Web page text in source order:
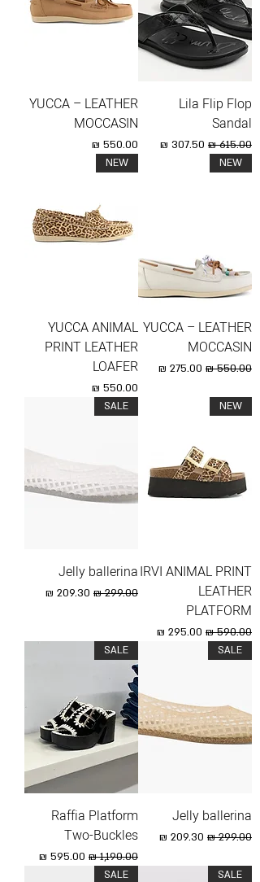
Lila Flip Flop
Sandal
מחיר רגיל מחיר מבצע
YUCCA – LEATHER
MOCCASIN
מחיר
NEW
YUCCA – LEATHER
MOCCASIN
מחיר רגיל מחיר מבצע
NEW
YUCCA ANIMAL
PRINT LEATHER
LOAFER
מחיר
NEW
IRVI ANIMAL PRINT
LEATHER
PLATFORM
מחיר רגיל מחיר מבצע
SALE
Jelly ballerina
מחיר רגיל מחיר מבצע
SALE
Jelly ballerina
מחיר רגיל מחיר מבצע
SALE
Raffia Platform
Two-Buckles
מחיר רגיל מחיר מבצע
SALE
SALE